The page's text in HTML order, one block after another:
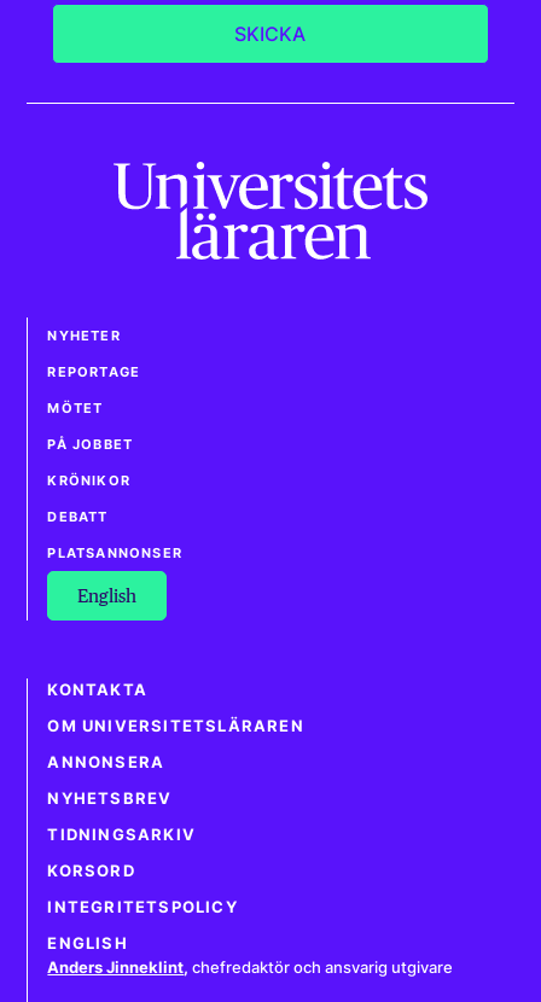
NYHETER
REPORTAGE
MÖTET
PÅ JOBBET
KRÖNIKOR
DEBATT
PLATSANNONSER
English
KONTAKTA
OM UNIVERSITETSLÄRAREN
ANNONSERA
NYHETSBREV
TIDNINGSARKIV
KORSORD
INTEGRITETSPOLICY
ENGLISH
Anders Jinneklint, chefredaktör och ansvarig utgivare